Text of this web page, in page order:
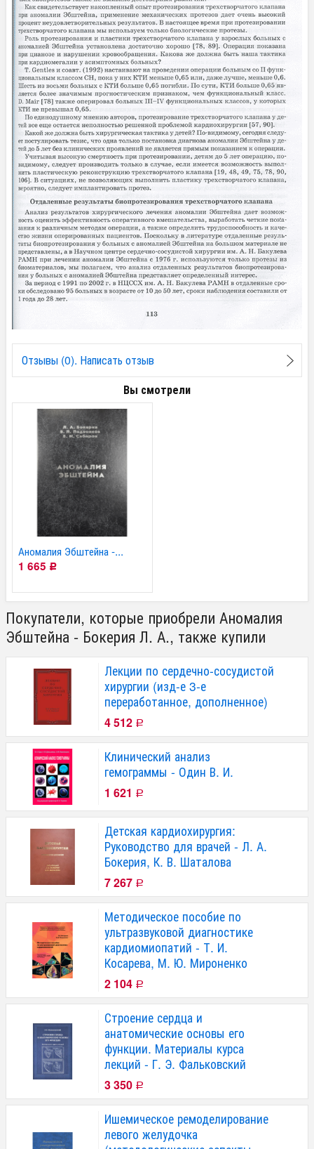
Отзывы (0). Написать отзыв
Вы смотрели
Аномалия Эбштейна -...
1 665 Р
Покупатели, которые приобрели Аномалия
Эбштейна - Бокерия Л. А., также купили
Лекции по сердечно-сосудистой
хирургии (изд-е 3-е
переработанное, дополненное)
4 512 Р
Клинический анализ
гемограммы - Один В. И.
1 621 Р
Детская кардиохирургия:
Руководство для врачей - Л. А.
Бокерия, К. В. Шаталова
7 267 Р
Методическое пособие по
ультразвуковой диагностике
кардиомиопатий - Т. И.
Косарева, М. Ю. Мироненко
2 104 Р
Строение сердца и
анатомические основы его
функции. Материалы курса
лекций - Г. Э. Фальковский
3 350 Р
Ишемическое ремоделирование
левого желудочка